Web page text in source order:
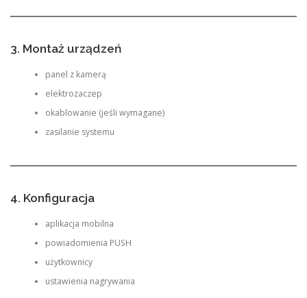
3. Montaż urządzeń
panel z kamerą
elektrozaczep
okablowanie (jeśli wymagane)
zasilanie systemu
4. Konfiguracja
aplikacja mobilna
powiadomienia PUSH
użytkownicy
ustawienia nagrywania